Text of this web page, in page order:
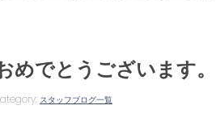
めでとうございます
スタッフブログ一覧